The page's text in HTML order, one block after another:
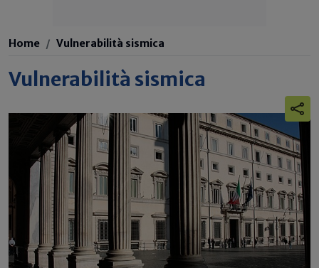
Home Vulnerabilità sismica
Vulnerabilità sismica